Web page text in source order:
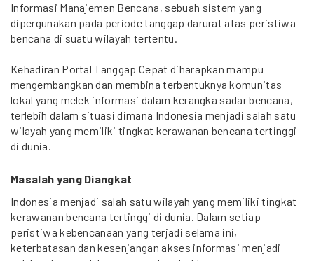
Informasi Manajemen Bencana, sebuah sistem yang
dipergunakan pada periode tanggap darurat atas peristiwa
bencana di suatu wilayah tertentu.
Kehadiran Portal Tanggap Cepat diharapkan mampu
mengembangkan dan membina terbentuknya komunitas
lokal yang melek informasi dalam kerangka sadar bencana,
terlebih dalam situasi dimana Indonesia menjadi salah satu
wilayah yang memiliki tingkat kerawanan bencana tertinggi
di dunia.
Masalah yang Diangkat
Indonesia menjadi salah satu wilayah yang memiliki tingkat
kerawanan bencana tertinggi di dunia. Dalam setiap
peristiwa kebencanaan yang terjadi selama ini,
keterbatasan dan kesenjangan akses informasi menjadi